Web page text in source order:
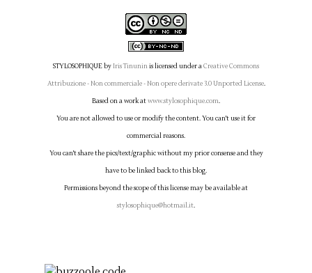
STYLOSOPHIQUEbyIris Tinuninis licensed under aCreative Commons
Attribuzione - Non commerciale - Non opere derivate 3.0 Unported License.
Based on a work atwww.stylosophique.com.
You are not allowed to use or modify the content. You can't use it for
commercial reasons.
You can't share the pics/text/graphic without my prior consense and they
have to be linked back to this blog.
Permissions beyond the scope of this license may be available at
stylosophique@hotmail.it.